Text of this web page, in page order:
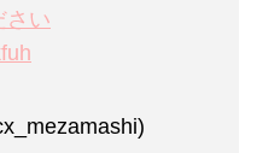
さい